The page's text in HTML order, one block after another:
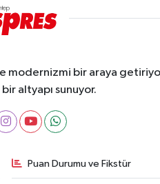
bir araya
altyapı sunuyor.
Puan Durumu ve Fikstür